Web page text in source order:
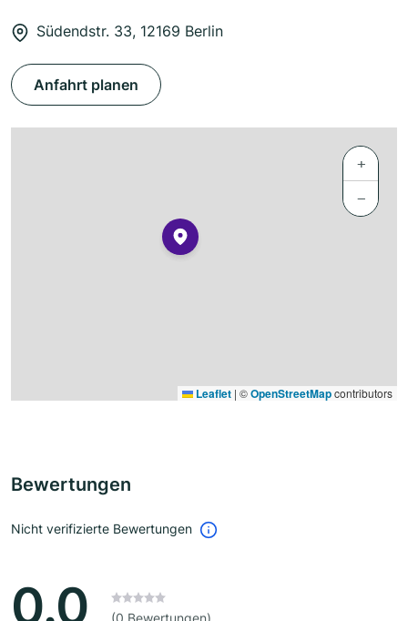
Südendstr. 33, 12169 Berlin
Anfahrt planen
+
−
Leaflet | ©OpenStreetMapcontributors
Bewertungen
Nicht verifizierte Bewertungen
0.0